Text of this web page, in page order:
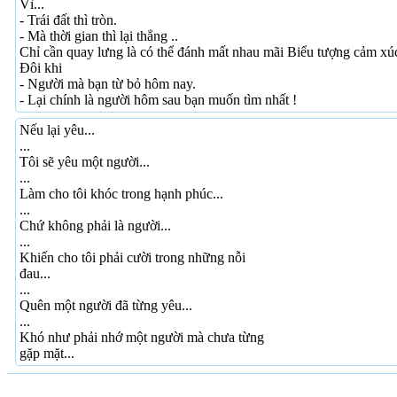
Vì...
- Trái đất thì tròn.
- Mà thời gian thì lại thẳng ..
Chỉ cần quay lưng là có thể đánh mất nhau mãi Biểu tượng cảm
Đôi khi
- Người mà bạn từ bỏ hôm nay.
- Lại chính là người hôm sau bạn muốn tìm nhất !
Nếu lại yêu...
...
Tôi sẽ yêu một người...
...
Làm cho tôi khóc trong hạnh phúc...
...
Chứ không phải là người...
...
Khiến cho tôi phải cười trong những nỗi
đau...
...
Quên một người đã từng yêu...
...
Khó như phải nhớ một người mà chưa từng
gặp mặt...